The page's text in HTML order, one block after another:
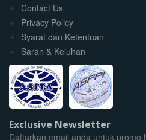
Contact Us
Privacy Policy
Syarat dan Ketentuan
Saran & Keluhan
Exclusive Newsletter
Daftarkan email anda untuk promo